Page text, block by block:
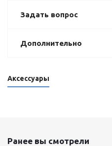
Задать вопрос
Дополнительно
Аксессуары
Ранее вы смотрели